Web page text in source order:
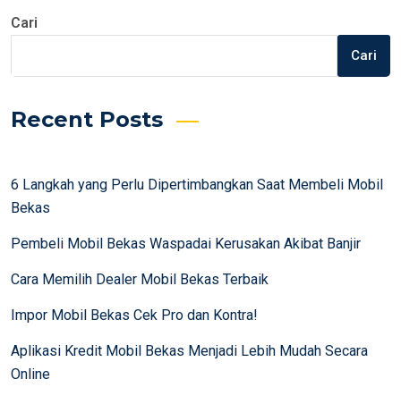
Cari
Cari
Recent Posts
6 Langkah yang Perlu Dipertimbangkan Saat Membeli Mobil
Bekas
Pembeli Mobil Bekas Waspadai Kerusakan Akibat Banjir
Cara Memilih Dealer Mobil Bekas Terbaik
Impor Mobil Bekas Cek Pro dan Kontra!
Aplikasi Kredit Mobil Bekas Menjadi Lebih Mudah Secara
Online